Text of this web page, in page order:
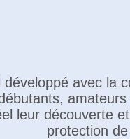
avec la
leur découverte
protection